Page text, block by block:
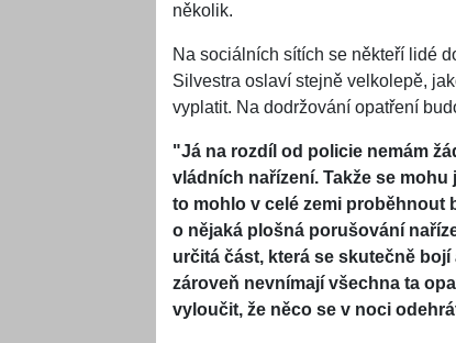
několik.
Na sociálních sítích se někteří lidé
Silvestra oslaví stejně velkolepě,
vyplatit. Na dodržování opatření
"Já na rozdíl od policie nemám
vládních nařízení. Takže se
to mohlo v celé zemi proběhnout
o nějaká plošná porušování
určitá část, která se skutečně
zároveň nevnímají všechna ta
vyloučit, že něco se v noci